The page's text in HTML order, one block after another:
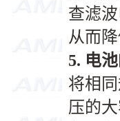
查滤
从而
5. 电
将相
压的